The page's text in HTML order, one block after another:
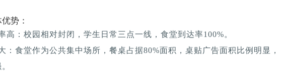
势：
高：校园相对封闭，学生日常三点一线，食堂到达率100%。
：食堂作为公共集中场所，餐桌占据80%面积，桌贴广告面积比例明显，